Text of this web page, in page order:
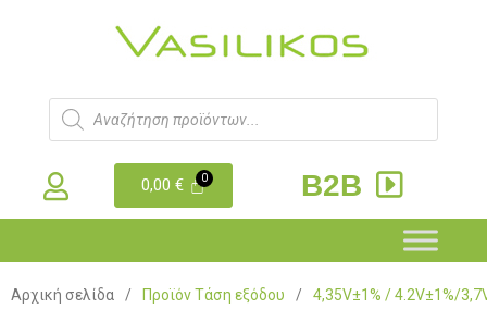
0,00€ B2B
Αρχική σελίδα / Προϊόν Τάση εξόδου / 4,35V±1% / 4.2V±1%/